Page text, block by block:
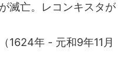
滅亡。レコンキスタが
1624年 - 元和9年11月